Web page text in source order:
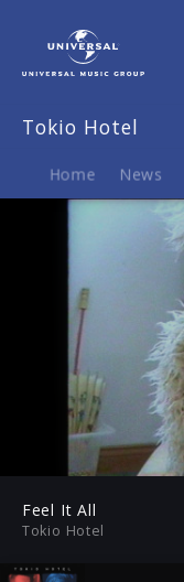
Video
FeelTokio Hotel
Home News
Play
Feel It All
Tokio Hotel